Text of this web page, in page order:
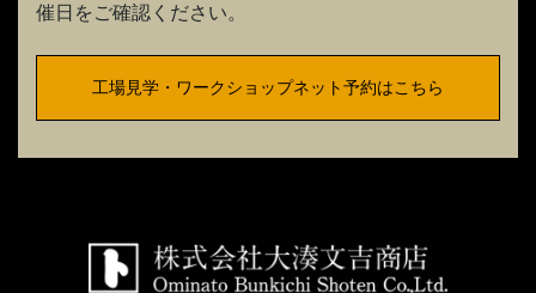
催日をご確認ください。
工場見学・ワークショップネット予約はこちら